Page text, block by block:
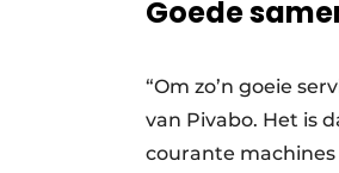
Goede
“Om zo’n goeie
van Pivabo. Het is
courante machines